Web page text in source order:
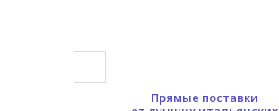
Прямые поставки